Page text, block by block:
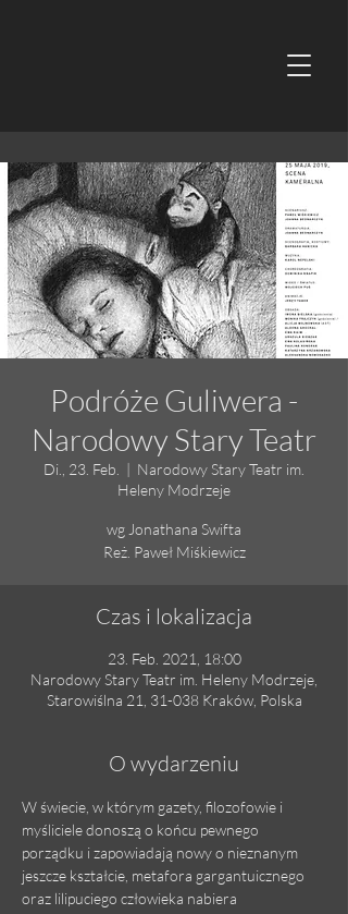
Podróże Guliwera -
Narodowy Stary Teatr
Di., 23. Feb.
  |
Narodowy Stary Teatr im.
Heleny Modrzeje
wg Jonathana Swifta
Reż. Paweł Miśkiewicz
Czas i lokalizacja
23. Feb. 2021, 18:00
Narodowy Stary Teatr im. Heleny Modrzeje,
Starowiślna 21, 31-038 Kraków, Polska
O wydarzeniu
W świecie, w którym gazety, filozofowie i
myśliciele donoszą o końcu pewnego
porządku i zapowiadają nowy o nieznanym
jeszcze kształcie, metafora gargantuicznego
oraz lilipuciego człowieka nabiera